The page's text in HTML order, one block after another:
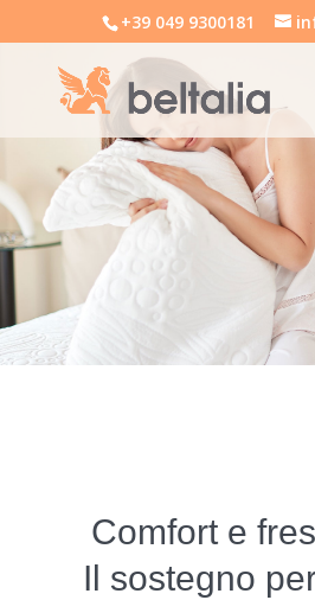
+39 049 9300181
Comfort e
Il sostegno